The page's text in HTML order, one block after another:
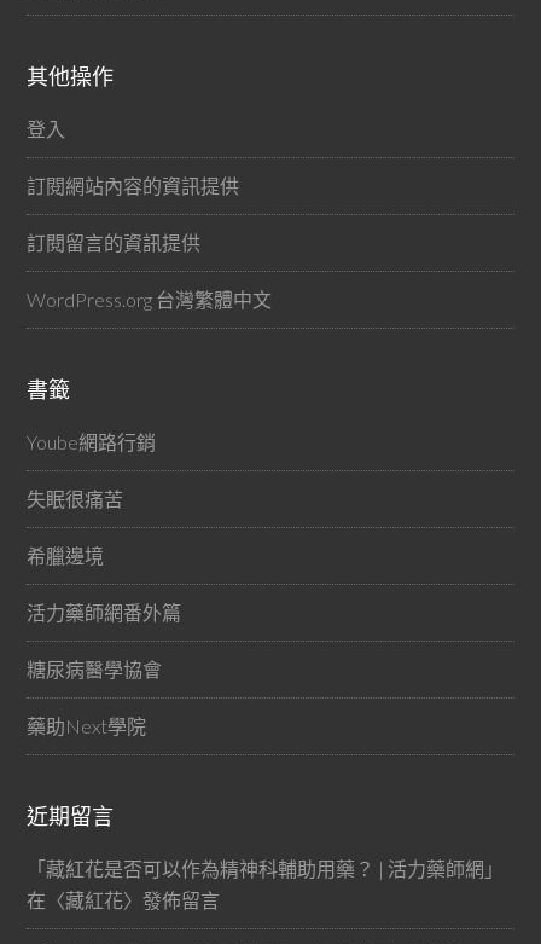
其他操作
登入
訂閱網站內容的資訊提供
訂閱留言的資訊提供
WordPress.org 台灣繁體中文
書籤
Yoube網路行銷
失眠很痛苦
希臘邊境
活力藥師網番外篇
糖尿病醫學協會
藥助Next學院
近期留言
「藏紅花是否可以作為精神科輔助用藥？ | 活力藥師網 」
在〈藏紅花〉發佈留言